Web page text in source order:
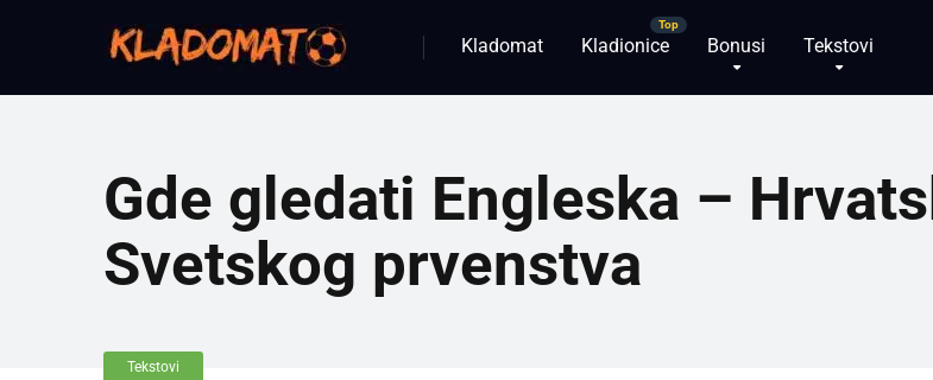
Kladomat Kladionice Bonusi Tekstovi
Gde gledati Engleska –
Svetskog prvenstva
Tekstovi